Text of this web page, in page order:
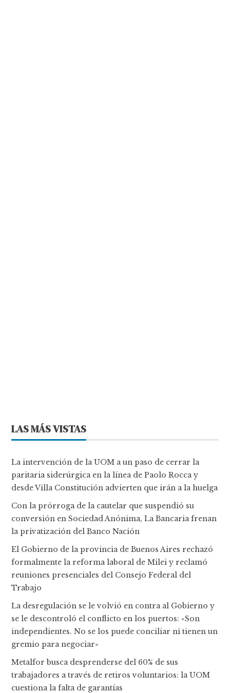
LAS MÁS VISTAS
La intervención de la UOM a un paso de cerrar la
paritaria siderúrgica en la línea de Paolo Rocca y
desde Villa Constitución advierten que irán a la huelga
Con la prórroga de la cautelar que suspendió su
conversión en Sociedad Anónima, La Bancaria frenan
la privatización del Banco Nación
El Gobierno de la provincia de Buenos Aires rechazó
formalmente la reforma laboral de Milei y reclamó
reuniones presenciales del Consejo Federal del
Trabajo
La desregulación se le volvió en contra al Gobierno y
se le descontroló el conflicto en los puertos: «Son
independientes. No se los puede conciliar ni tienen un
gremio para negociar»
Metalfor busca desprenderse del 60% de sus
trabajadores a través de retiros voluntarios: la UOM
cuestiona la falta de garantías